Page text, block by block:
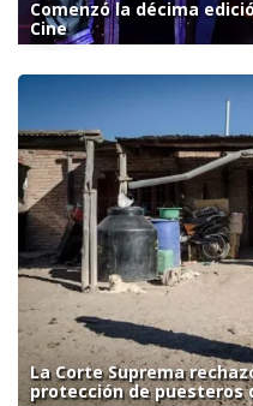
Comenzó la décima
Cine
La Corte Suprema
protección de puesteros